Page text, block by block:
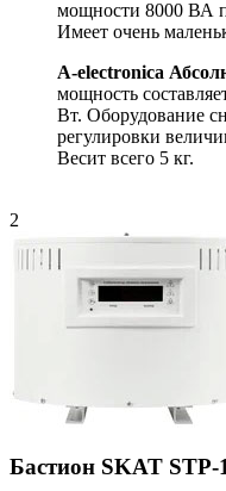
мощности 8000 ВА
Имеет очень
A-electronica
мощность
Вт. Оборудование
регулировки
Весит всего 5 кг.
2
Бастион SKAT STP-